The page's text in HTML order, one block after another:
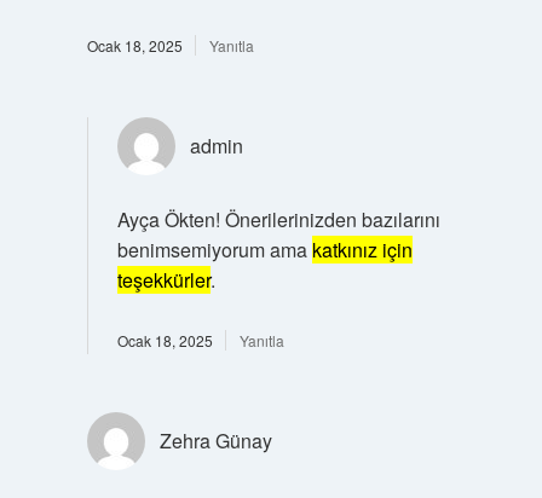
Ocak 18, 2025 Yanıtla
admin
Ayça Ökten! Önerilerinizden bazılarını
benimsemiyorum ama katkınız için
teşekkürler.
Ocak 18, 2025 Yanıtla
Zehra Günay